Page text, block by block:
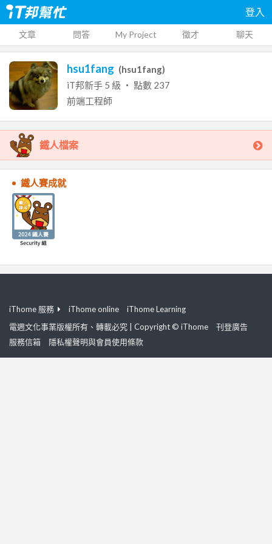
登入
文章 問答 My Project 徵才 聊天
hsu1fang (hsu1fang)
iT邦新手 5 級 ‧ 點數 237
前端工程師
鐵人檔案
鐵人賽成就
iThome 服務 iThome online
iThome Learning
電週文化事業版權所有、轉載必究 | Copyright © iThome
刊登廣告
服務信箱
隱私權聲明與會員使用條款